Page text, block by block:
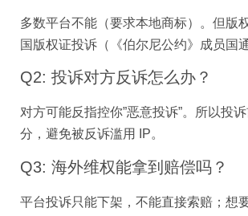
多数平台不能（要求本地商标）。但版
国版权证投诉（《伯尔尼公约》成员国
Q2: 投诉对方反诉怎么办？
对方可能反指控你”恶意投诉”。所以投
分，避免被反诉滥用 IP。
Q3: 海外维权能拿到赔偿吗？
平台投诉只能下架，不能直接索赔；想